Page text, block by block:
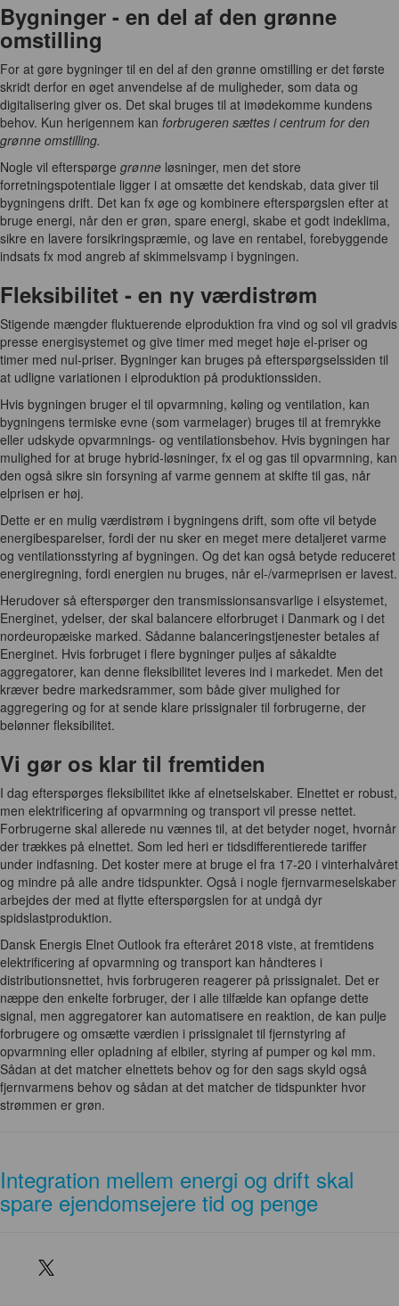
Bygninger - en del af den grønne
omstilling
For at gøre bygninger til en del af den grønne omstilling er det første
skridt derfor en øget anvendelse af de muligheder, som data og
digitalisering giver os. Det skal bruges til at imødekomme kundens
behov. Kun herigennem kan forbrugeren sættes i centrum for den
grønne omstilling.
Nogle vil efterspørge grønne løsninger, men det store
forretningspotentiale ligger i at omsætte det kendskab, data giver til
bygningens drift. Det kan fx øge og kombinere efterspørgslen efter at
bruge energi, når den er grøn, spare energi, skabe et godt indeklima,
sikre en lavere forsikringspræmie, og lave en rentabel, forebyggende
indsats fx mod angreb af skimmelsvamp i bygningen.
Fleksibilitet - en ny værdistrøm
Stigende mængder fluktuerende elproduktion fra vind og sol vil gradvis
presse energisystemet og give timer med meget høje el-priser og
timer med nul-priser. Bygninger kan bruges på efterspørgselssiden til
at udligne variationen i elproduktion på produktionssiden.
Hvis bygningen bruger el til opvarmning, køling og ventilation, kan
bygningens termiske evne (som varmelager) bruges til at fremrykke
eller udskyde opvarmnings- og ventilationsbehov. Hvis bygningen har
mulighed for at bruge hybrid-løsninger, fx el og gas til opvarmning, kan
den også sikre sin forsyning af varme gennem at skifte til gas, når
elprisen er høj.
Dette er en mulig værdistrøm i bygningens drift, som ofte vil betyde
energibesparelser, fordi der nu sker en meget mere detaljeret varme
og ventilationsstyring af bygningen. Og det kan også betyde reduceret
energiregning, fordi energien nu bruges, når el-/varmeprisen er lavest.
Herudover så efterspørger den transmissionsansvarlige i elsystemet,
Energinet, ydelser, der skal balancere elforbruget i Danmark og i det
nordeuropæiske marked. Sådanne balanceringstjenester betales af
Energinet. Hvis forbruget i flere bygninger puljes af såkaldte
aggregatorer, kan denne fleksibilitet leveres ind i markedet. Men det
kræver bedre markedsrammer, som både giver mulighed for
aggregering og for at sende klare prissignaler til forbrugerne, der
belønner fleksibilitet.
Vi gør os klar til fremtiden
I dag efterspørges fleksibilitet ikke af elnetselskaber. Elnettet er robust,
men elektrificering af opvarmning og transport vil presse nettet.
Forbrugerne skal allerede nu vænnes til, at det betyder noget, hvornår
der trækkes på elnettet. Som led heri er tidsdifferentierede tariffer
under indfasning. Det koster mere at bruge el fra 17-20 i vinterhalvåret
og mindre på alle andre tidspunkter. Også i nogle fjernvarmeselskaber
arbejdes der med at flytte efterspørgslen for at undgå dyr
spidslastproduktion.
Dansk Energis Elnet Outlook fra efteråret 2018 viste, at fremtidens
elektrificering af opvarmning og transport kan håndteres i
distributionsnettet, hvis forbrugeren reagerer på prissignalet. Det er
næppe den enkelte forbruger, der i alle tilfælde kan opfange dette
signal, men aggregatorer kan automatisere en reaktion, de kan pulje
forbrugere og omsætte værdien i prissignalet til fjernstyring af
opvarmning eller opladning af elbiler, styring af pumper og køl mm.
Sådan at det matcher elnettets behov og for den sags skyld også
fjernvarmens behov og sådan at det matcher de tidspunkter hvor
strømmen er grøn.
Integration mellem energi og drift skal
spare ejendomsejere tid og penge